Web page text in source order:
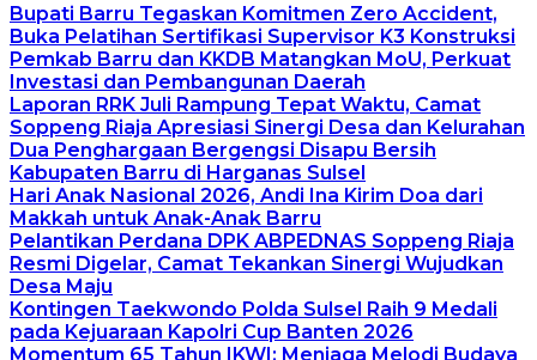
Bupati Barru Tegaskan Komitmen Zero Accident,
Buka Pelatihan Sertifikasi Supervisor K3 Konstruksi
Pemkab Barru dan KKDB Matangkan MoU, Perkuat
Investasi dan Pembangunan Daerah
Laporan RRK Juli Rampung Tepat Waktu, Camat
Soppeng Riaja Apresiasi Sinergi Desa dan Kelurahan
Dua Penghargaan Bergengsi Disapu Bersih
Kabupaten Barru di Harganas Sulsel
Hari Anak Nasional 2026, Andi Ina Kirim Doa dari
Makkah untuk Anak-Anak Barru
Pelantikan Perdana DPK ABPEDNAS Soppeng Riaja
Resmi Digelar, Camat Tekankan Sinergi Wujudkan
Desa Maju
Kontingen Taekwondo Polda Sulsel Raih 9 Medali
pada Kejuaraan Kapolri Cup Banten 2026
Momentum 65 Tahun IKWI: Menjaga Melodi Budaya